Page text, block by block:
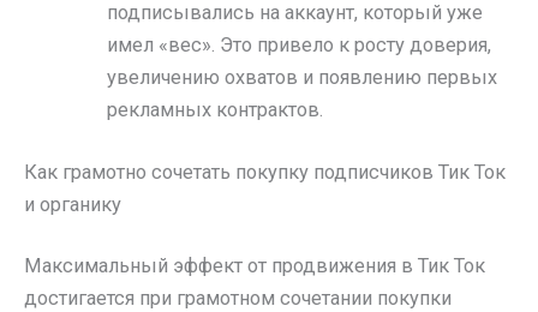
подписывались на аккаунт, который уже
имел «вес». Это привело к росту доверия,
увеличению охватов и появлению первых
рекламных контрактов.
Как грамотно сочетать покупку подписчиков Тик Ток
и органику
Максимальный эффект от продвижения в Тик Ток
достигается при грамотном сочетании покупки